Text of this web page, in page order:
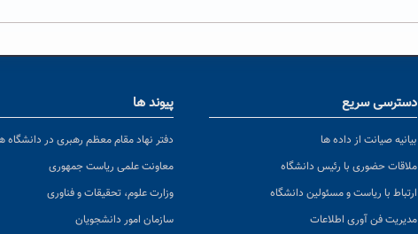
دسترسی سریع
بیانیه صیانت از داده ها
ملاقات حضوری با رئیس دانشگاه
ارتباط با ریاست و مسئولین دانشگاه
مدیریت فن آوری اطلاعات
پیوند ها
دفتر نهاد مقام معظم رهبری در دانشگاه
معاونت علمی ریاست جمهوری
وزارت علوم، تحقیقات و فناوری
سازمان امور دانشجویان